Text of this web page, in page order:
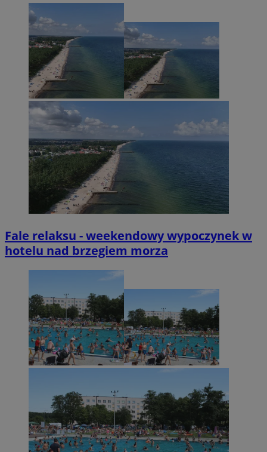
Fale relaksu - weekendowy wypoczynek w
hotelu nad brzegiem morza